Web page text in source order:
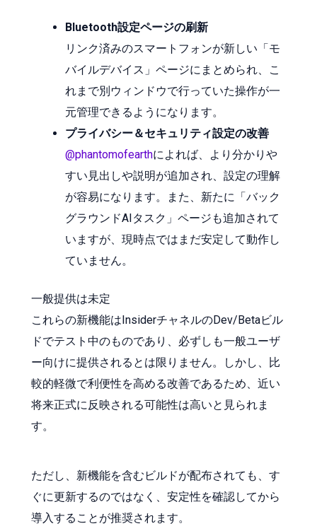
Bluetooth設定ページの刷新
リンク済みのスマートフォンが新しい「モ
バイルデバイス」ページにまとめられ、こ
れまで別ウィンドウで行っていた操作が一
元管理できるようになります。
プライバシー＆セキュリティ設定の改善
@phantomofearthによれば、より分かりや
すい見出しや説明が追加され、設定の理解
が容易になります。また、新たに「バック
グラウンドAIタスク」ページも追加されて
いますが、現時点ではまだ安定して動作し
ていません。
一般提供は未定
これらの新機能はInsiderチャネルのDev/Betaビル
ドでテスト中のものであり、必ずしも一般ユーザ
ー向けに提供されるとは限りません。しかし、比
較的軽微で利便性を高める改善であるため、近い
将来正式に反映される可能性は高いと見られま
す。
ただし、新機能を含むビルドが配布されても、す
ぐに更新するのではなく、安定性を確認してから
導入することが推奨されます。